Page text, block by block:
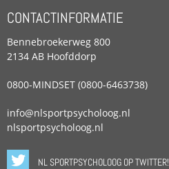
CONTACTINFORMATIE
Bennebroekerweg 800
2134 AB Hoofddorp
0800-MINDSET (0800-6463738)
info@nlsportpsycholoog.nl
nlsportpsycholoog.nl
NL SPORTPSYCHOLOOG OP TWITTER!